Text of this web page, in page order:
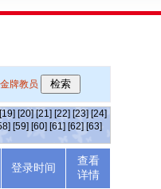
金牌教员
[19] [20] [21] [22] [23] [24]
[59] [60] [61] [62] [63]
登录时间
查看
详情